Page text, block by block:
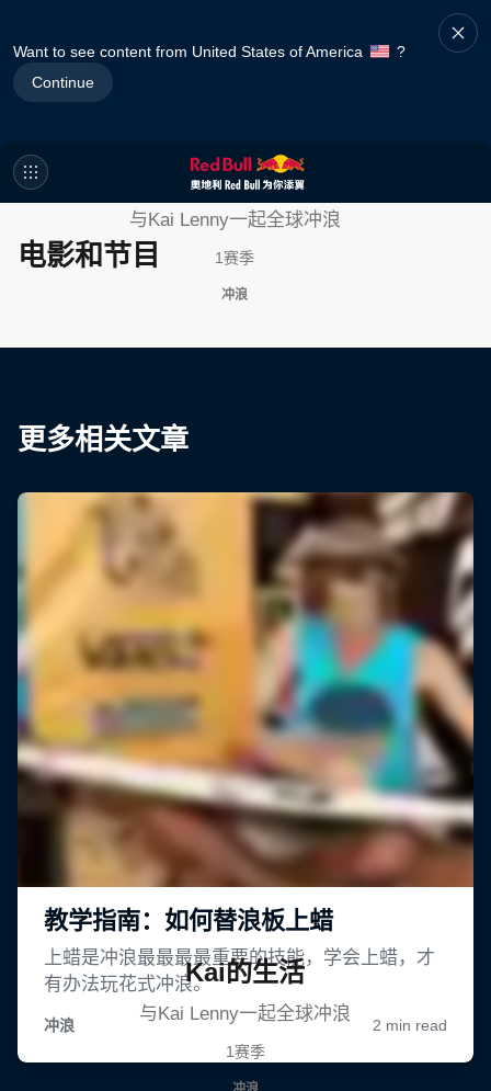
Want to see content from United States of America
?
Continue
电影和节目
Kai的生活
与Kai Lenny一起全球冲浪
1赛季
冲浪
更多相关文章
Kai的生活
与Kai Lenny一起全球冲浪
1赛季